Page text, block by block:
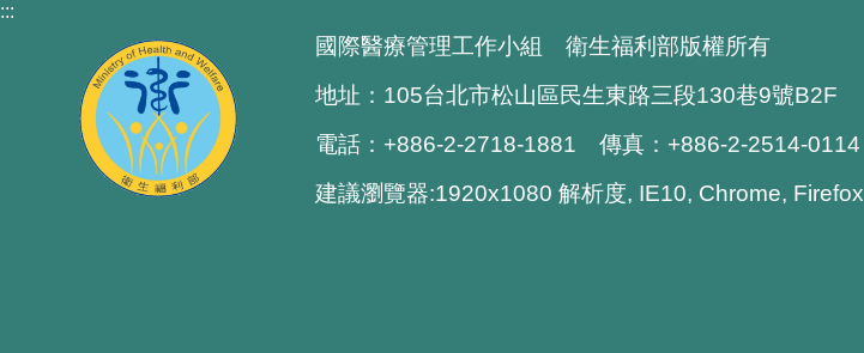
:::
國際醫療管理工作小組 衛生福利部版權所有
地址：105台北市松山區民生東路三段130巷9號B2F
電話：+886-2-2718-1881 傳真：+886-2-2514-0114
建議瀏覽器:1920x1080 解析度, IE10, Chrome, Firefox